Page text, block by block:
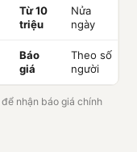
Từ 10
triệu
Nửa
ngày
Báo
giá
Theo số
người
để nhận báo giá chính